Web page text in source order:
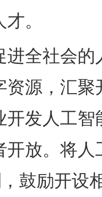
。
社会的
资源，汇
开发人工
开放。将
，鼓励开